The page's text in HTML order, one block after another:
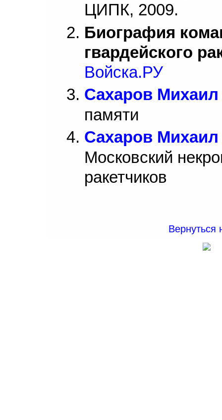
ЦИПК, 2009.
Биография
гвардейского
Войска.РУ
Сахаров
памяти
Сахаров
Московский
ракетчиков
Вернуться